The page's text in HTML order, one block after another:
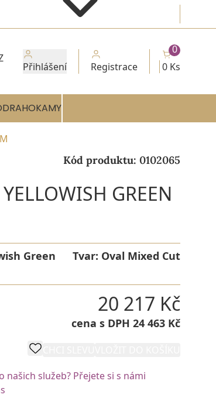
Přihlášení Registrace 0 Ks
0
Kód produktu: 0102065
GREEN
Green Tvar: Oval Mixed Cut
20 217 Kč
cena s DPH 24 463 Kč
služeb? Přejete si s námi